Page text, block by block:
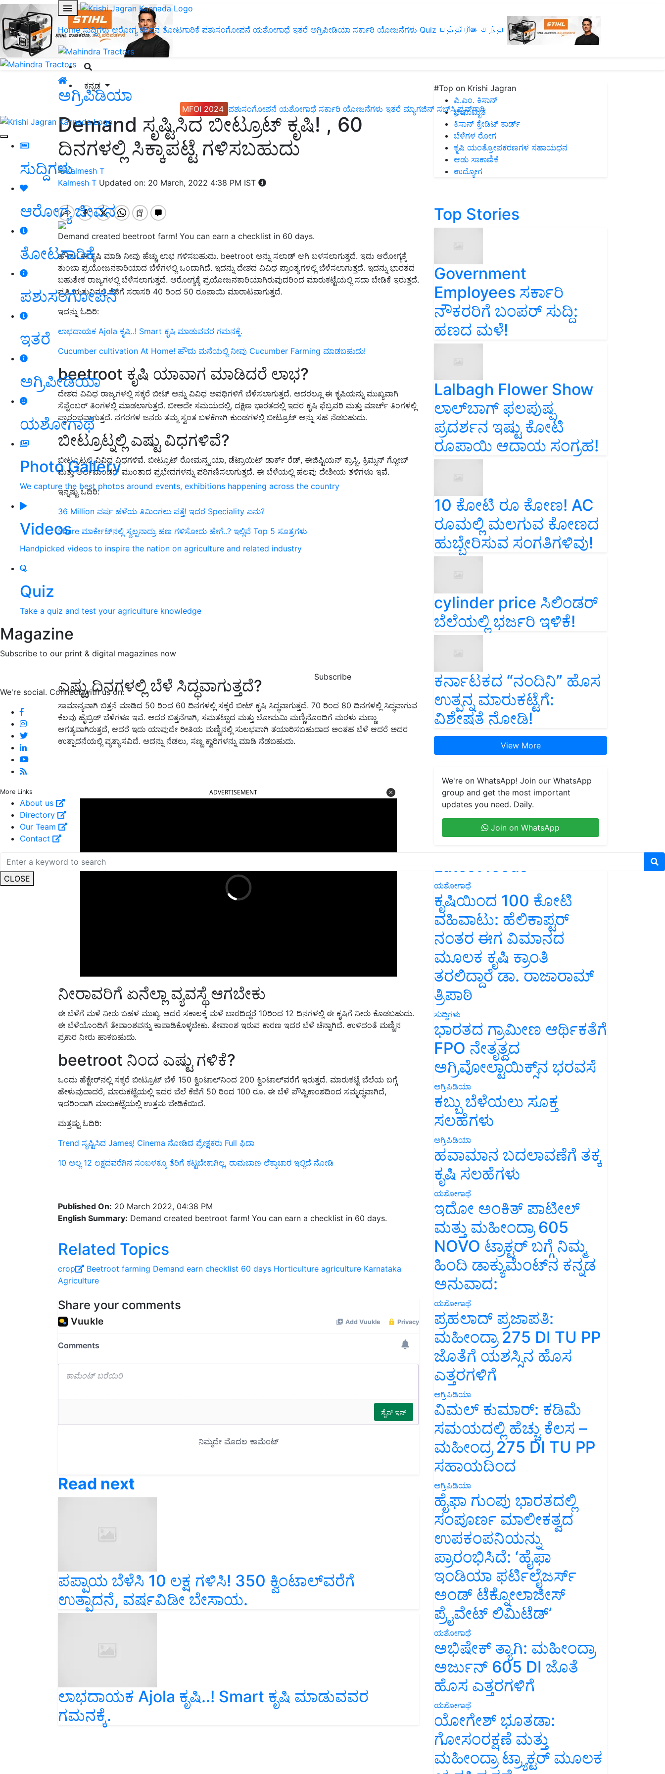
Home ಸುದ್ದಿಗಳು ಆರೋಗ್ಯ ಜೀವನ ತೋಟಗಾರಿಕೆ ಪಶುಸಂಗೋಪನೆ ಯಶೋಗಾಥೆ ಇತರೆ ಅಗ್ರಿಪೀಡಿಯಾ ಸರ್ಕಾರಿ ಯೋಜನೆಗಳು Quiz பத்திரிகை சந்தா
ಕನ್ನಡ
MFOI 2024 ಪಶುಸಂಗೋಪನೆ ಯಶೋಗಾಥೆ ಸರ್ಕಾರಿ ಯೋಜನೆಗಳು ಇತರೆ ಮ್ಯಾಗಜಿನ್‌ ಸಬ್‌ಸ್ಕ್ರಿಪ್ಷನ್‌ಗಾಗಿ
ಸುದ್ದಿಗಳು
ಆರೋಗ್ಯ ಜೀವನ
ತೋಟಗಾರಿಕೆ
ಪಶುಸಂಗೋಪನೆ
ಇತರೆ
ಅಗ್ರಿಪೀಡಿಯಾ
ಯಶೋಗಾಥೆ
Photo Gallery
We capture the best photos around events, exhibitions happening across the country
Videos
Handpicked videos to inspire the nation on agriculture and related industry
Quiz
Take a quiz and test your agriculture knowledge
Magazine
Subscribe to our print & digital magazines now
Subscribe
We're social. Connect with us on:
More Links
About us
Directory
Our Team
Contact
CLOSE
ಅಗ್ರಿಪಿಡಿಯಾ
Demand ಸೃಷ್ಟಿಸಿದ ಬೀಟ್ರೂಟ್ ಕೃಷಿ! , 60
ದಿನಗಳಲ್ಲಿ ಸಿಕ್ಕಾಪಟ್ಟೆ ಗಳಿಸಬಹುದು
Kalmesh T Updated on: 20 March, 2022 4:38 PM IST
Demand created beetroot farm! You can earn a checklist in 60 days.
ಹೌದು!ಈ ಕೃಷಿ ಮಾಡಿ ನೀವು ಹೆಚ್ಚು ಲಾಭ ಗಳಿಸಬಹುದು. beetroot ಅನ್ನು ಸಲಾಡ್ ಆಗಿ ಬಳಸಲಾಗುತ್ತದೆ. ಇದು ಆರೋಗ್ಯಕ್ಕೆ
ತುಂಬಾ ಪ್ರಯೋಜನಕಾರಿಯಾದ ಬೆಳೆಗಳಲ್ಲಿ ಒಂದಾಗಿದೆ. ಇದನ್ನು ದೇಶದ ವಿವಿಧ ಪ್ರಾಂತ್ಯಗಳಲ್ಲಿ ಬೆಳೆಸಲಾಗುತ್ತದೆ. ಇದನ್ನು ಭಾರತದ
ಬಹುತೇಕ ರಾಜ್ಯಗಳಲ್ಲಿ ಬೆಳೆಸಲಾಗುತ್ತದೆ. ಆರೋಗ್ಯಕ್ಕೆ ಪ್ರಯೋಜನಕಾರಿಯಾಗಿರುವುದರಿಂದ ಮಾರುಕಟ್ಟೆಯಲ್ಲಿ ಸದಾ ಬೇಡಿಕೆ ಇರುತ್ತದೆ.
ಪ್ರತಿ ಋತುವಿನಲ್ಲಿ ಕೆಜಿಗೆ ಸರಾಸರಿ 40 ರಿಂದ 50 ರೂಪಾಯಿ ಮಾರಾಟವಾಗುತ್ತದೆ.
ಇದನ್ನು ಓದಿರಿ:
ಲಾಭದಾಯಕ Ajola ಕೃಷಿ..! Smart ಕೃಷಿ ಮಾಡುವವರ ಗಮನಕ್ಕೆ.
Cucumber cultivation At Home! ಹೌದು ಮನೆಯಲ್ಲಿ ನೀವು Cucumber Farming ಮಾಡಬಹುದು!
beetroot ಕೃಷಿ ಯಾವಾಗ ಮಾಡಿದರೆ ಲಾಭ?
ದೇಶದ ವಿವಿಧ ರಾಜ್ಯಗಳಲ್ಲಿ ಸಕ್ಕರೆ ಬೀಟ್ ಅನ್ನು ವಿವಿಧ ಅವಧಿಗಳಿಗೆ ಬೆಳೆಸಲಾಗುತ್ತದೆ. ಅದರಲ್ಲೂ ಈ ಕೃಷಿಯನ್ನು ಮುಖ್ಯವಾಗಿ
ಸೆಪ್ಟೆಂಬರ್ ತಿಂಗಳಲ್ಲಿ ಮಾಡಲಾಗುತ್ತದೆ. ಬೀಅದೇ ಸಮಯದಲ್ಲಿ, ದಕ್ಷಿಣ ಭಾರತದಲ್ಲಿ ಇದರ ಕೃಷಿ ಫೆಬ್ರವರಿ ಮತ್ತು ಮಾರ್ಚ್ ತಿಂಗಳಲ್ಲಿ
ಪ್ರಾರಂಭವಾಗುತ್ತದೆ. ನಗರಗಳ ಜನರು ತಮ್ಮ ಸ್ವಂತ ಬಳಕೆಗಾಗಿ ಕುಂಡಗಳಲ್ಲಿ ಬೀಟ್ರೂಟ್ ಅನ್ನು ಸಹ ನೆಡಬಹುದು.
ಬೀಟ್ರೂಟ್ನಲ್ಲಿ ಎಷ್ಟು ವಿಧಗಳಿವೆ?
ಬೀಟ್ರೂಟ್ನಲ್ಲಿ ವಿವಿಧ ವಿಧಗಳಿವೆ. ಬೀಟ್ರೂಟ್ ರೋಮನ್ಸ್ಕಯಾ, ಡೆಟ್ರಾಯಿಟ್ ಡಾರ್ಕ್ ರೆಡ್, ಈಜಿಪ್ಟಿಯನ್ ಕ್ರಾಸ್ಬಿ, ಕ್ರಿಮ್ಸನ್ ಗ್ಲೋಬ್
ಮತ್ತು ಅರ್ಲಿವಾಂಡರ್ ಮುಂತಾದ ಪ್ರಭೇದಗಳನ್ನು ಪರಿಗಣಿಸಲಾಗುತ್ತದೆ. ಈ ಬೆಳೆಯಲ್ಲಿ ಹಲವು ದೇಶೀಯ ತಳಿಗಳೂ ಇವೆ.
ಇನ್ನಷ್ಟು ಓದಿರಿ:
36 Million ವರ್ಷ ಹಳೆಯ ತಿಮಿಂಗಲು ಪತ್ತೆ! ಇದರ Speciality ಏನು?
Share ಮಾರ್ಕೇಟ್‌ನಲ್ಲಿ ಸ್ವಲ್ಪನಾದ್ರು ಹಣ ಗಳಿಸೋದು ಹೇಗೆ..? ಇಲ್ಲಿವೆ Top 5 ಸೂತ್ರಗಳು
ಎಷ್ಟು ದಿನಗಳಲ್ಲಿ ಬೆಳೆ ಸಿದ್ಧವಾಗುತ್ತದೆ?
ಸಾಮಾನ್ಯವಾಗಿ ಬಿತ್ತನೆ ಮಾಡಿದ 50 ರಿಂದ 60 ದಿನಗಳಲ್ಲಿ ಸಕ್ಕರೆ ಬೀಟ್ ಕೃಷಿ ಸಿದ್ಧವಾಗುತ್ತದೆ. 70 ರಿಂದ 80 ದಿನಗಳಲ್ಲಿ ಸಿದ್ಧವಾಗುವ
ಕೆಲವು ಹೈಬ್ರಿಡ್ ಬೆಳೆಗಳೂ ಇವೆ. ಅದರ ಬಿತ್ತನೆಗಾಗಿ, ಸಮತಟ್ಟಾದ ಮತ್ತು ಲೋಮಮಿ ಮಣ್ಣಿನೊಂದಿಗೆ ಮರಳು ಮಣ್ಣು
ಅಗತ್ಯವಾಗಿರುತ್ತದೆ, ಆದರೆ ಇದು ಯಾವುದೇ ರೀತಿಯ ಮಣ್ಣಿನಲ್ಲಿ ಸುಲಭವಾಗಿ ತಯಾರಿಸಬಹುದಾದ ಅಂತಹ ಬೆಳೆ ಆದರೆ ಅದರ
ಉತ್ಪಾದನೆಯಲ್ಲಿ ವ್ಯತ್ಯಾಸವಿದೆ. ಅದನ್ನು ನೆಡಲು, ಸಣ್ಣ ಕ್ವಾರಿಗಳನ್ನು ಮಾಡಿ ನೆಡಬಹುದು.
ನೀರಾವರಿಗೆ ಏನೆಲ್ಲಾ ವ್ಯವಸ್ಥೆ ಆಗಬೇಕು
ಈ ಬೆಳೆಗೆ ಮಳೆ ನೀರು ಬಹಳ ಮುಖ್ಯ. ಆದರೆ ಸಕಾಲಕ್ಕೆ ಮಳೆ ಬಾರದಿದ್ದರೆ 10
ಈ ಬೆಳೆಯೊಂದಿಗೆ ತೇವಾಂಶವನ್ನು ಕಾಪಾಡಿಕೊಳ್ಳಬೇಕು. ತೇವಾಂಶ ಇರುವ ಕಾರಣ ಇದರ ಬೆಳೆ ಚೆನ್ನಾಗಿದೆ. ಉಳಿದಂತೆ ಮಣ್ಣಿನ
ಪ್ರಕಾರ ನೀರು ಹಾಕಬಹುದು.
beetroot ನಿಂದ ಎಷ್ಟು ಗಳಿಕೆ
ಒಂದು ಹೆಕ್ಟೇರ್‌ನಲ್ಲಿ ಸಕ್ಕರೆ ಬೀಟ್ರೂಟ್ ಬೆಳೆ 150ಕ್ವಿಂಟಾಲ್‌ನಿಂದ
ಹೇಳುವುದಾದರೆ,ಮಾರುಕಟ್ಟೆಯಲ್ಲಿ ಇದರ ಬೆಲೆ ಕೆಜಿಗೆ50ರಿಂದ 100ರೂ. ಈ ಬೆಳೆ ಪೌಷ್ಟಿಕಾಂಶದಿಂದ ಸಮೃದ್ಧವಾಗಿದೆ
ಇದರಿಂದಾಗಿ ಮಾರುಕಟ್ಟೆಯಲ್ಲಿ ಉತ್ತಮ ಬೇಡಿಕೆಯಿದೆ.
Trend ಸೃಷ್ಟಿಸಿದ James!̧ Cinema ನೋಡಿದ ಪ್ರೇಕ್ಷಕರು Full ಫಿದಾ
10 ಅಲ್ಲ 12 ಲಕ್ಷದವರೆಗಿನ ಸಂಬಳಕ್ಕೂ ತೆರಿಗೆ ಕಟ್ಟಬೇಕಾಗಿಲ್ಲ, ರಾಮಬಾಣ ಲೆಕ್ಕಾಚಾರ ಇಲ್ಲಿದೆ ನೋಡಿ
English Summary:Demand created beetroot farm! You can earn a checklist in 60 days.
Related Topics
crop Beetroot farming Demand
Agriculture
ಪಪ್ಪಾಯ ಬೆಳೆಸಿ 10 ಲಕ್ಷ ಗಳಿಸಿ! 350 ಕ್ವಿಂಟಾಲ್‌ವರೆಗೆ
ಉತ್ಪಾದನೆ, ವರ್ಷವಿಡೀ ಬೇಸಾಯ.
ಲಾಭದಾಯಕ Ajola ಕೃಷಿ..! Smart ಕೃಷಿ ಮಾಡುವವರ
ಗಮನಕ್ಕೆ.
#Top on Krishi Jagran
ಪಿ.ಎಂ. ಕಿಸಾನ್
ಜೀವಾಮೃತ
ಕಿಸಾನ್ ಕ್ರೇಡಿಟ್ ಕಾರ್ಡ್
ಬೆಳೆಗಳ ರೋಗ
ಕೃಷಿ ಯಂತ್ರೋಪಕರಣಗಳ ಸಹಾಯಧನ
ಆಡು ಸಾಕಾಣಿಕೆ
ಉದ್ಯೋಗ
Top Stories
Government
Employees ಸರ್ಕಾರಿ
ನೌಕರರಿಗೆ ಬಂಪರ್‌ ಸುದ್ದಿ:
ಹಣದ ಮಳೆ!
Lalbagh Flower Show
ಲಾಲ್‌ಬಾಗ್ ಫಲಪುಷ್ಪ
ಪ್ರದರ್ಶನ ಇಷ್ಟು ಕೋಟಿ
ರೂಪಾಯಿ ಆದಾಯ ಸಂಗ್ರಹ!
10 ಕೋಟಿ ರೂ ಕೋಣ! AC
ರೂಮಲ್ಲಿ ಮಲಗುವ ಕೋಣದ
ಹುಬ್ಬೇರಿಸುವ ಸಂಗತಿಗಳಿವು!
cylinder price ಸಿಲಿಂಡರ್‌
ಬೆಲೆಯಲ್ಲಿ ಭರ್ಜರಿ ಇಳಿಕೆ!
ಕರ್ನಾಟಕದ “ನಂದಿನಿ” ಹೊಸ
ಉತ್ಪನ್ನ ಮಾರುಕಟ್ಟೆಗೆ:
ವಿಶೇಷತೆ ನೋಡಿ!
View More
We're on WhatsApp! Join our WhatsApp
group and get the most important
updates you need. Daily.
Join on WhatsApp
Latest feeds
ಯಶೋಗಾಥೆ
ಕೃಷಿಯಿಂದ 100 ಕೋಟಿ
ವಹಿವಾಟು: ಹೆಲಿಕಾಪ್ಟರ್
ನಂತರ ಈಗ ವಿಮಾನದ
ಮೂಲಕ ಕೃಷಿ ಕ್ರಾಂತಿ
ತರಲಿದ್ದಾರೆ ಡಾ. ರಾಜಾರಾಮ್
ತ್ರಿಪಾಠಿ
ಸುದ್ದಿಗಳು
ಭಾರತದ ಗ್ರಾಮೀಣ ಆರ್ಥಿಕತೆಗೆ
FPO ನೇತೃತ್ವದ
ಅಗ್ರಿವೋಲ್ಟಾಯಿಕ್ಸ್‌ನ ಭರವಸೆ
ಅಗ್ರಿಪಿಡಿಯಾ
ಕಬ್ಬು ಬೆಳೆಯಲು ಸೂಕ್ತ
ಸಲಹೆಗಳು
ಅಗ್ರಿಪಿಡಿಯಾ
ಹವಾಮಾನ ಬದಲಾವಣೆಗೆ ತಕ್ಕ
ಕೃಷಿ ಸಲಹೆಗಳು
ಯಶೋಗಾಥೆ
ಇದೋ ಅಂಕಿತ್ ಪಾಟೀಲ್
ಮತ್ತು ಮಹೀಂದ್ರಾ 605
NOVO ಟ್ರಾಕ್ಟರ್ ಬಗ್ಗೆ ನಿಮ್ಮ
ಹಿಂದಿ ಡಾಕ್ಯುಮೆಂಟ್‌ನ ಕನ್ನಡ
ಅನುವಾದ:
ಯಶೋಗಾಥೆ
ಪ್ರಹಲಾದ್ ಪ್ರಜಾಪತಿ:
ಮಹೀಂದ್ರಾ 275 DI TU PP
ಜೊತೆಗೆ ಯಶಸ್ಸಿನ ಹೊಸ
ಎತ್ತರಗಳಿಗೆ
ಅಗ್ರಿಪಿಡಿಯಾ
ವಿಮಲ್ ಕುಮಾರ್: ಕಡಿಮೆ
ಸಮಯದಲ್ಲಿ ಹೆಚ್ಚು ಕೆಲಸ –
ಮಹೀಂದ್ರ 275 DI TU PP
ಸಹಾಯದಿಂದ
ಅಗ್ರಿಪಿಡಿಯಾ
ಹೈಫಾ ಗುಂಪು ಭಾರತದಲ್ಲಿ
ಸಂಪೂರ್ಣ ಮಾಲೀಕತ್ವದ
ಉಪಕಂಪನಿಯನ್ನು
ಪ್ರಾರಂಭಿಸಿದೆ: ‘ಹೈಫಾ
ಇಂಡಿಯಾ ಫರ್ಟಿಲೈಜರ್ಸ್
ಅಂಡ್ ಟೆಕ್ನೋಲಾಜೀಸ್
ಪ್ರೈವೇಟ್ ಲಿಮಿಟೆಡ್’
ಯಶೋಗಾಥೆ
ಅಭಿಷೇಕ್ ತ್ಯಾಗಿ: ಮಹೀಂದ್ರಾ
ಅರ್ಜುನ್ 605 DI ಜೊತೆ
ಹೊಸ ಎತ್ತರಗಳಿಗೆ
ಯಶೋಗಾಥೆ
ಯೋಗೇಶ್ ಭೂತಡಾ:
ಗೋಸಂರಕ್ಷಣೆ ಮತ್ತು
ಮಹೀಂದ್ರಾ ಟ್ರ್ಯಾಕ್ಟರ್ ಮೂಲಕ